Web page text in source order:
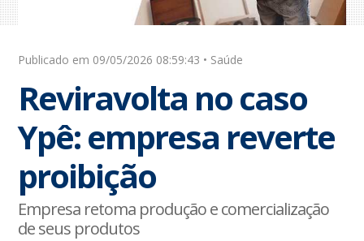
Publicado em 09/05/2026 08:59:43 • Saúde
Reviravolta no caso
Ypê: empresa reverte
proibição
Empresa retoma produção e comercialização
de seus produtos